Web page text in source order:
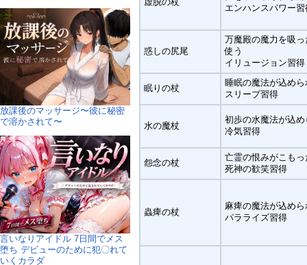
エンハンスパワー習
惑しの尻尾
万魔殿の魔力を吸
使う
イリュージョン習得
眠りの杖
睡眠の魔法が込め
スリープ習得
水の魔杖
初歩の水魔法が込
冷気習得
怨念の杖
亡霊の恨みがこも
死神の歓笑習得
蟲痺の杖
麻痺の魔法が込め
パラライズ習得
放課後のマッサージ〜彼に秘密
で溶かされて〜
言いなりアイドル 7日間でメス
堕ち デビューのために犯〇れて
いくカラダ